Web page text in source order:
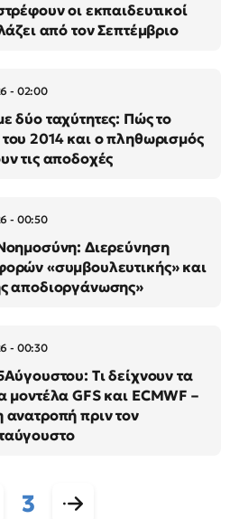
οι εκπαιδευτικοί
από τον Σεπτέμβριο
- 02:00
δύο ταχύτητες: Πώς το
2014 και ο πληθωρισμός
τις αποδοχές
- 00:50
Διερεύνηση
«συμβουλευτικής» και
αποδιοργάνωσης»
- 00:30
Τι δείχνουν τα
μοντέλα GFS και ECMWF –
πριν τον
3